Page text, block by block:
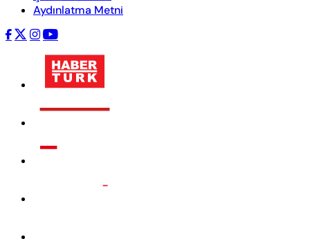
Aydınlatma Metni